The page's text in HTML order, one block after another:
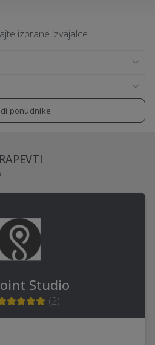
izbrane izvajalce
ponudnike
Studio
(2)